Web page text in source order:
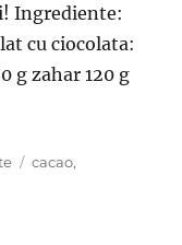
Ingrediente:
cu ciocolata:
g zahar 120 g
cacao acoperita cu
Tags
cacao,